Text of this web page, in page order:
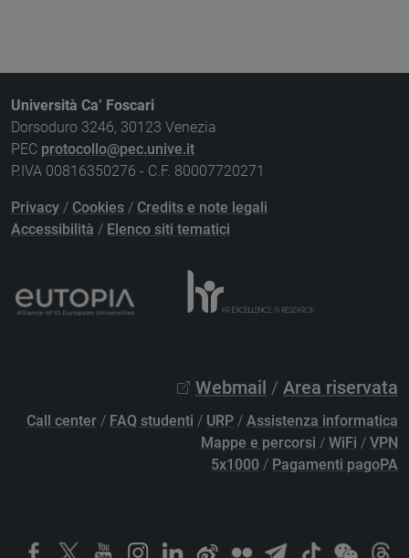
Università Ca’ Foscari
Dorsoduro 3246, 30123 Venezia
PEC protocollo@pec.unive.it
P.IVA 00816350276 - C.F. 80007720271
Privacy / Cookies / Credits e note legali
Accessibilità / Elenco siti tematici
Webmail / Area riservata
Call center / FAQ studenti / URP / Assistenza informatica
Mappe e percorsi / WiFi / VPN
5x1000 / Pagamenti pagoPA